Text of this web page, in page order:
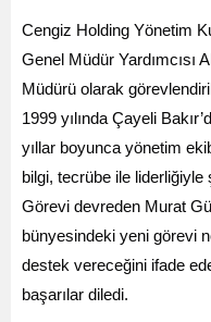
Cengiz Holding Yönetim
Genel Müdür Yardımcısı
Müdürü olarak
1999 yılında Çayeli
yıllar boyunca yönetim
bilgi, tecrübe ile liderliğiyle
Görevi devreden Murat
bünyesindeki yeni görevi
destek vereceğini ifade
başarılar diledi.